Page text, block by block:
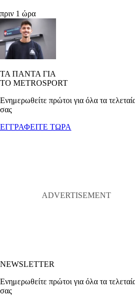
πριν 1 ώρα
ΤΑ ΠΑΝΤΑ ΓΙΑ
ΤΟ METROSPORT
Ενημερωθείτε πρώτοι για όλα τα
σας
ΕΓΓΡΑΦΕΙΤΕ ΤΩΡΑ
NEWSLETTER
Ενημερωθείτε πρώτοι για όλα τα
σας